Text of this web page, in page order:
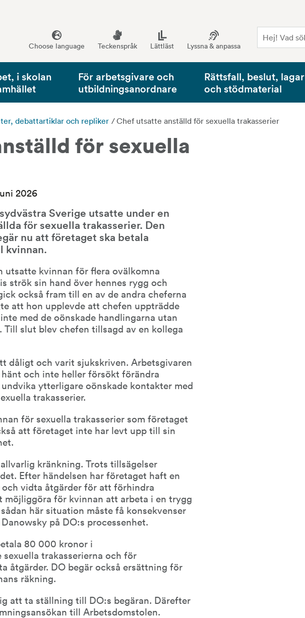
Choose language Teckenspråk Lättläst Lyssna & anpassa
i skolan
För arbetsgivare och
utbildningsanordnare
Rättsfall, beslut, lagar
och stödmaterial
debattartiklar och repliker /Chef utsatte anställd för sexuella trakasserier
för sexuella
2026
Sverige utsatte under en
för sexuella trakasserier. Den
nu att företaget ska betala
kvinnan.
utsatte kvinnan för flera ovälkomna
strök sin hand över hennes rygg och
också fram till en av de andra cheferna
att hon upplevde att chefen uppträdde
med de oönskade handlingarna utan
slut blev chefen tillsagd av en kollega
dåligt och varit sjukskriven. Arbetsgivaren
och inte heller försökt förändra
ytterligare oönskade kontakter med
trakasserier.
för sexuella trakasserier som företaget
att företaget inte har levt upp till sin
kränkning. Trots tillsägelser
Efter händelsen har företaget haft en
vidta åtgärder för att förhindra
för kvinnan att arbeta i en trygg
här situation måste få konsekvenser
på DO:s processenhet.
80 000 kronor i
trakasserierna och för
åtgärder. DO begär också ersättning för
räkning.
att ta ställning till DO:s begäran. Därefter
till Arbetsdomstolen.